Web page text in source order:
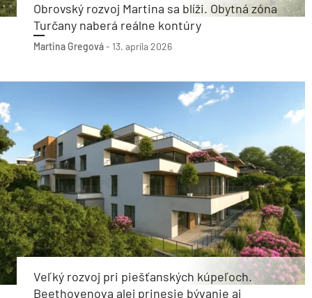
Obrovský rozvoj Martina sa blíži. Obytná zóna
Turčany naberá reálne kontúry
Martina Gregová- 13. apríla 2026
Veľký rozvoj pri piešťanských kúpeľoch.
Beethovenova alej prinesie bývanie aj